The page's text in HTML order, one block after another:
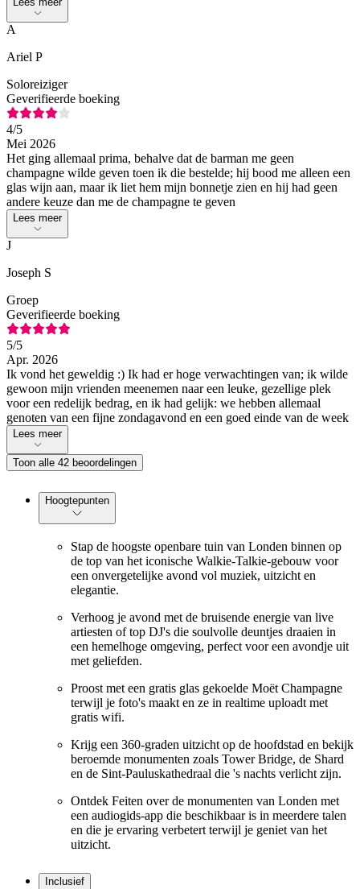
A
Ariel P
Soloreiziger
Geverifieerde boeking
4/5
Mei 2026
Het ging allemaal prima, behalve dat de barman me geen
champagne wilde geven toen ik die bestelde; hij bood me alleen een
glas wijn aan, maar ik liet hem mijn bonnetje zien en hij had geen
andere keuze dan me de champagne te geven
Lees meer
J
Joseph S
Groep
Geverifieerde boeking
5/5
Apr. 2026
Ik vond het geweldig :) Ik had er hoge verwachtingen van; ik wilde
gewoon mijn vrienden meenemen naar een leuke, gezellige plek
voor een redelijk bedrag, en ik had gelijk: we hebben allemaal
genoten van een fijne zondagavond en een goed einde van de week
Lees meer
Toon alle 42 beoordelingen
Hoogtepunten
Stap de hoogste openbare tuin van Londen binnen op
de top van het iconische Walkie-Talkie-gebouw voor
een onvergetelijke avond vol muziek, uitzicht en
elegantie.
Verhoog je avond met de bruisende energie van live
artiesten of top DJ's die soulvolle deuntjes draaien in
een hemelhoge omgeving, perfect voor een avondje uit
met geliefden.
Proost met een gratis glas gekoelde Moët Champagne
terwijl je foto's maakt en ze in realtime uploadt met
gratis wifi.
Krijg een 360-graden uitzicht op de hoofdstad en bekijk
beroemde monumenten zoals Tower Bridge, de Shard
en de Sint-Pauluskathedraal die 's nachts verlicht zijn.
Ontdek Feiten over de monumenten van Londen met
een audiogids-app die beschikbaar is in meerdere talen
en die je ervaring verbetert terwijl je geniet van het
uitzicht.
Inclusief